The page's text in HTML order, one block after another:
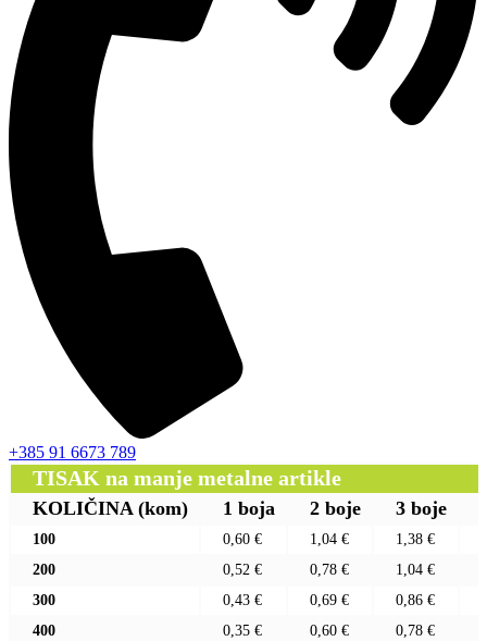
+385 91 6673 789
TISAK na manje metalne artikle
KOLIČINA (kom) 1 boja 2 boje 3 boje
100 0,60 € 1,04 € 1,38 €
200
0,52 € 0,78 € 1,04 €
300
0,43 € 0,69 € 0,86 €
400
0,35 € 0,60 € 0,78 €